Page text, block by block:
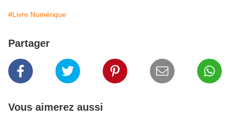
#Livre Numérique
Partager
Vous aimerez aussi